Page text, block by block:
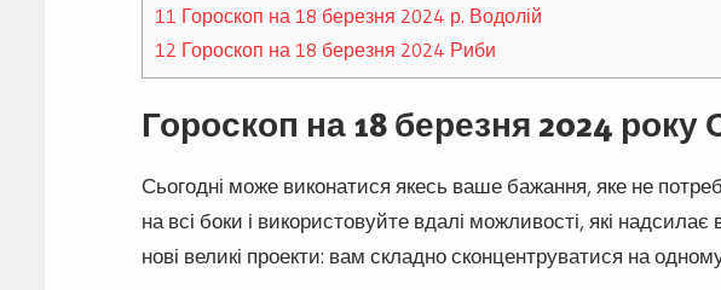
11 Гороскоп на 18 березня 2024 р. Водолій
12 Гороскоп на 18 березня 2024 Риби
Гороскоп на 18 березня 2024 року
Сьогодні може виконатися якесь ваше бажання, яке не
на всі боки і використовуйте вдалі можливості, які
нові великі проекти: вам складно сконцентруватися на